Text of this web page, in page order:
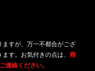
すが、万一不都合がござ
す。お気付きの点は、 商
連絡ください。